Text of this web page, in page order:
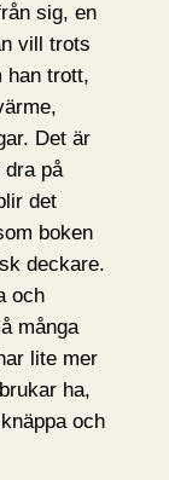
sig, en
vill trots
han trott,
Det är
på
det
boken
deckare.
och
många
lite mer
ha,
och